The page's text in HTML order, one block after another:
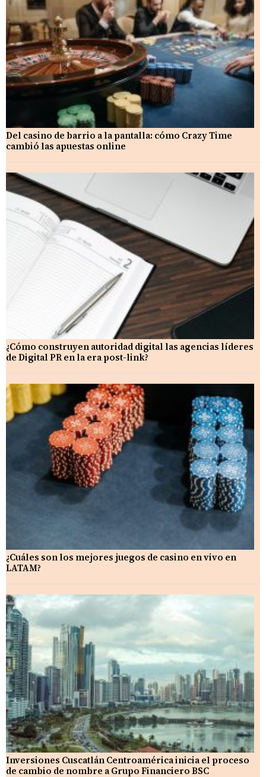
Del casino de barrio a la pantalla: cómo Crazy Time
cambió las apuestas online
¿Cómo construyen autoridad digital las agencias líderes
de Digital PR en la era post-link?
¿Cuáles son los mejores juegos de casino en vivo en
LATAM?
Inversiones Cuscatlán Centroamérica inicia el proceso
de cambio de nombre a Grupo Financiero BSC